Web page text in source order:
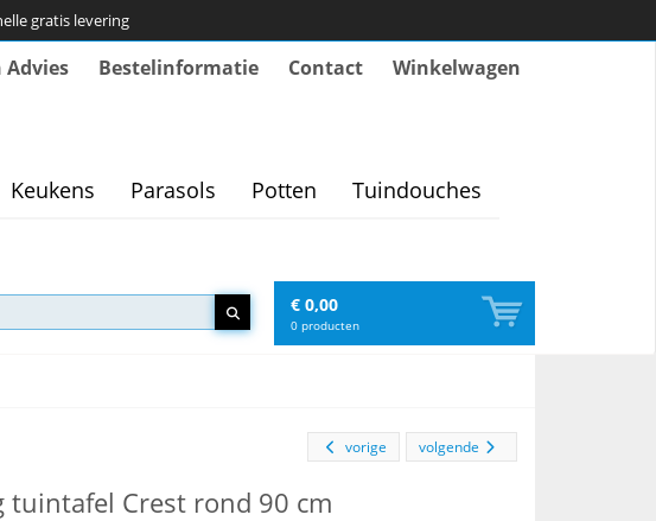
gratis levering
Advies Bestelinformatie Contact Winkelwagen
Keukens Parasols Potten Tuindouches
€ 0,00
0 producten
volgende
vorige
tuintafel Crest rond 90 cm